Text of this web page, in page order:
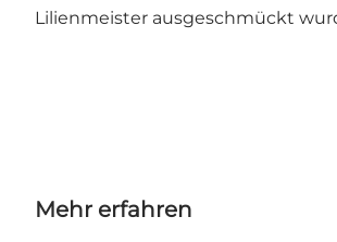
Lilienmeister ausgeschmückt
Mehr erfahren